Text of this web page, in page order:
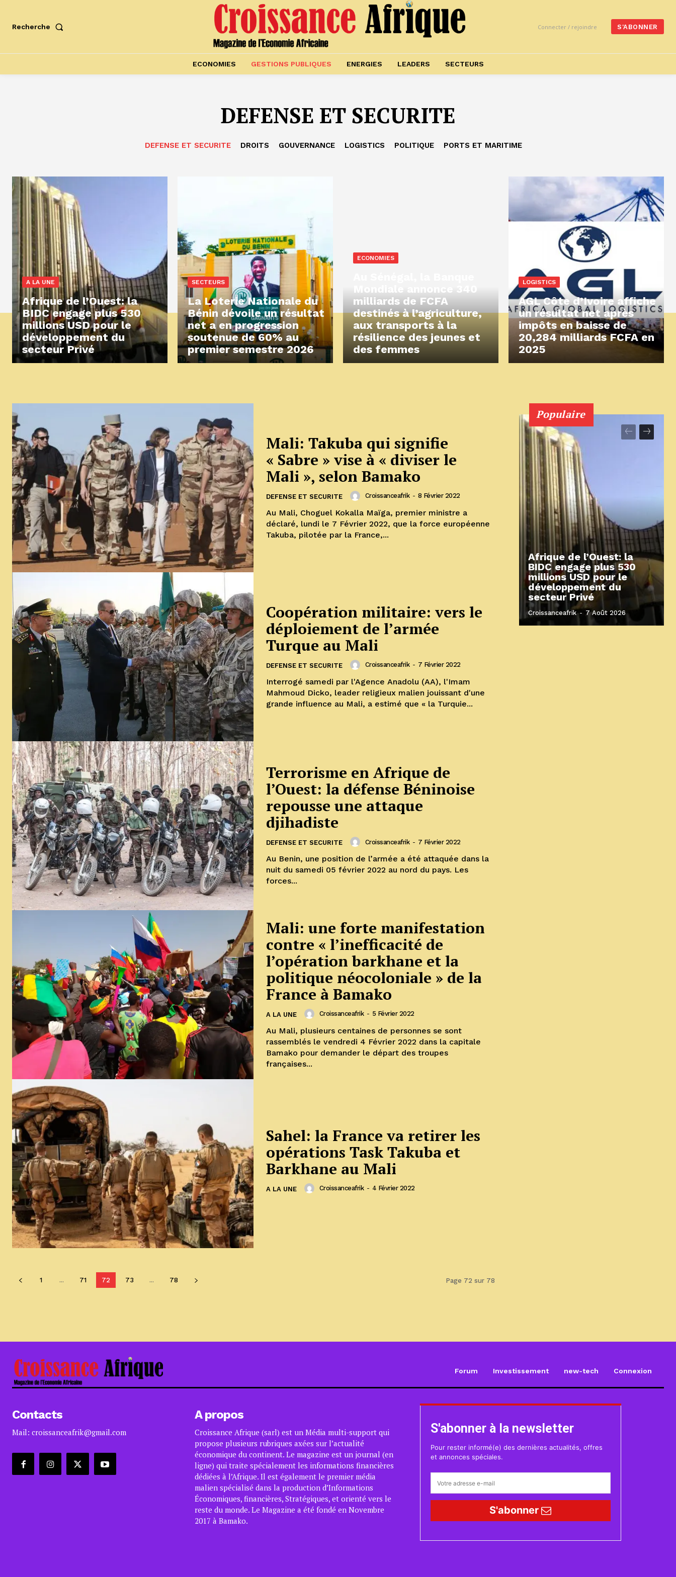
Recherche Connecter / rejoindre S'ABONNER
ECONOMIES GESTIONS PUBLIQUES ENERGIES LEADERS SECTEURS
DEFENSE ET SECURITE
DEFENSE ET SECURITE DROITS GOUVERNANCE LOGISTICS POLITIQUE PORTS ET MARITIME
A LA UNE
Afrique de l’Ouest: la
BIDC engage plus 530
millions USD pour le
développement du
secteur Privé
SECTEURS
La Loterie Nationale du
Bénin dévoile un résultat
net a en progression
soutenue de 60% au
premier semestre 2026
ECONOMIES
Mondiale annonce 340
milliards de FCFA
destinés à l’agriculture,
aux transports à la
résilience des jeunes et
des femmes
LOGISTICS
AGL Côte d’Ivoire affiche
un résultat net après
impôts en baisse de
20,284 milliards FCFA en
2025
Mali: Takuba qui signifie
« Sabre » vise à « diviser le
Mali », selon Bamako
DEFENSE ET SECURITE Croissanceafrik - 8 Février 2022
Au Mali, Choguel Kokalla Maïga, premier ministre a
déclaré, lundi le 7 Février 2022, que la force européenne
Takuba, pilotée par la France,...
Coopération militaire: vers le
déploiement de l’armée
Turque au Mali
DEFENSE ET SECURITE Croissanceafrik - 7 Février 2022
Interrogé samedi par l'Agence Anadolu (AA), l'Imam
Mahmoud Dicko, leader religieux malien jouissant d'une
grande influence au Mali, a estimé que « la Turquie...
Terrorisme en Afrique de
l’Ouest: la défense Béninoise
repousse une attaque
djihadiste
DEFENSE ET SECURITE Croissanceafrik - 7 Février 2022
Au Benin, une position de l’armée a été attaquée dans la
nuit du samedi 05 février 2022 au nord du pays. Les
forces...
Mali: une forte manifestation
contre « l’inefficacité de
l’opération barkhane et la
politique néocoloniale » de la
France à Bamako
A LA UNE Croissanceafrik - 5 Février 2022
Au Mali, plusieurs centaines de personnes se sont
rassemblés le vendredi 4 Février 2022 dans la capitale
Bamako pour demander le départ des troupes
françaises...
Sahel: la France va retirer les
opérations Task Takuba et
Barkhane au Mali
A LA UNE Croissanceafrik - 4 Février 2022
1 ... 71 72 73 ... 78 Page 72 sur 78
Populaire
Afrique de l’Ouest: la
BIDC engage plus 530
millions USD pour le
développement du
secteur Privé
Croissanceafrik - 7 Août 2026
Forum Investissement new-tech Connexion
Contacts
Mail: croissanceafrik@gmail.com
A propos
Croissance Afrique (sarl) est un Média multi-support qui
propose plusieurs rubriques axées sur l’actualité
économique du continent. Le magazine est un journal (en
ligne) qui traite spécialement les informations financières
dédiées à l’Afrique. Il est également le premier média
malien spécialisé dans la production d’Informations
Économiques, financières, Stratégiques, et orienté vers le
reste du monde. Le Magazine a été fondé en Novembre
2017 à Bamako.
S'abonner à la newsletter
Pour rester informé(e) des dernières actualités, offres
et annonces spéciales.
S'abonner